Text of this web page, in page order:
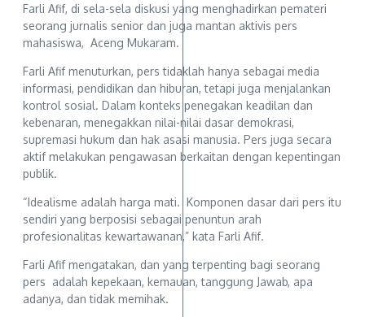
Farli Afif, di sela-sela diskusi yang menghadirkan pemateri
seorang jurnalis senior dan juga mantan aktivis pers
mahasiswa, Aceng Mukaram.
Farli Afif menuturkan, pers tidaklah hanya sebagai media
informasi, pendidikan dan hiburan, tetapi juga menjalankan
kontrol sosial. Dalam konteks penegakan keadilan dan
kebenaran, menegakkan nilai-nilai dasar demokrasi,
supremasi hukum dan hak asasi manusia. Pers juga secara
aktif melakukan pengawasan berkaitan dengan kepentingan
publik.
“Idealisme adalah harga mati. Komponen dasar dari pers itu
sendiri yang berposisi sebagai penuntun arah
profesionalitas kewartawanan,” kata Farli Afif.
Farli Afif mengatakan, dan yang terpenting bagi seorang
pers adalah kepekaan, kemauan, tanggung Jawab, apa
adanya, dan tidak memihak.